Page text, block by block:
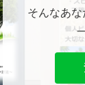
そんなあ